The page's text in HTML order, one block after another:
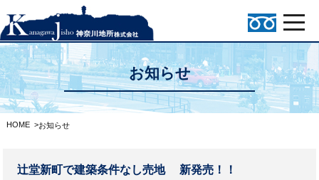
お知らせ
HOME>お知らせ
辻堂新町で建築条件なし売地 新発売！！